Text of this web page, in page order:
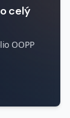
celý
OOPP